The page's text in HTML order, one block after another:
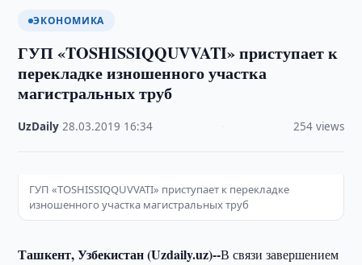
ЭКОНОМИКА
ГУП «TOSHISSIQQUVVATI» приступает к
перекладке изношенного участка
магистральных труб
UzDaily ·28.03.2019 16:34 254 views
ГУП «TOSHISSIQQUVVATI» приступает к перекладке
изношенного участка магистральных труб
Ташкент, Узбекистан (Uzdaily.uz)--В связи завершением